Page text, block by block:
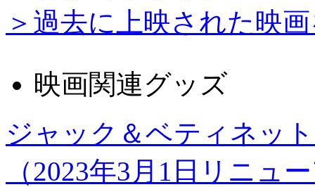
＞過去に上映された映
映画関連グッズ
ジャック＆ベティネッ
（2023年3月1日リニュ